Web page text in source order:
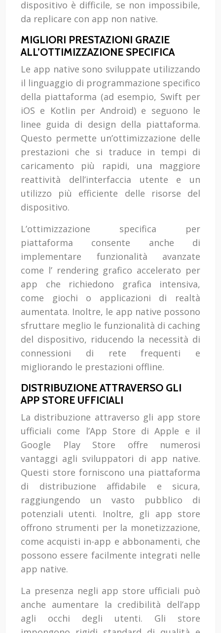
dispositivo è difficile, se non impossibile,
da replicare con app non native.
MIGLIORI PRESTAZIONI GRAZIE
ALL’OTTIMIZZAZIONE SPECIFICA
Le app native sono sviluppate utilizzando
il linguaggio di programmazione specifico
della piattaforma (ad esempio, Swift per
iOS e Kotlin per Android) e seguono le
linee guida di design della piattaforma.
Questo permette un’ottimizzazione delle
prestazioni che si traduce in tempi di
caricamento più rapidi, una maggiore
reattività dell’interfaccia utente e un
utilizzo più efficiente delle risorse del
dispositivo.
L’ottimizzazione specifica per
piattaforma consente anche di
implementare funzionalità avanzate
come l’ rendering grafico accelerato per
app che richiedono grafica intensiva,
come giochi o applicazioni di realtà
aumentata. Inoltre, le app native possono
sfruttare meglio le funzionalità di caching
del dispositivo, riducendo la necessità di
connessioni di rete frequenti e
migliorando le prestazioni offline.
DISTRIBUZIONE ATTRAVERSO GLI
APP STORE UFFICIALI
La distribuzione attraverso gli app store
ufficiali come l’App Store di Apple e il
Google Play Store offre numerosi
vantaggi agli sviluppatori di app native.
Questi store forniscono una piattaforma
di distribuzione affidabile e sicura,
raggiungendo un vasto pubblico di
potenziali utenti. Inoltre, gli app store
offrono strumenti per la monetizzazione,
come acquisti in-app e abbonamenti, che
possono essere facilmente integrati nelle
app native.
La presenza negli app store ufficiali può
anche aumentare la credibilità dell’app
agli occhi degli utenti. Gli store